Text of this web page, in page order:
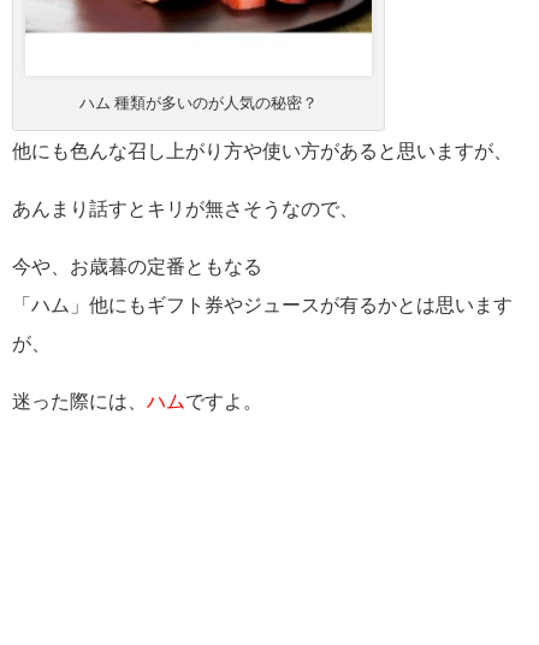
ハム 種類が多いのが人気の秘密？
他にも色んな召し上がり方や使い方があると思いますが、
あんまり話すとキリが無さそうなので、
今や、お歳暮の定番ともなる
「ハム」他にもギフト券やジュースが有るかとは思います
が、
迷った際には、 ハムですよ。